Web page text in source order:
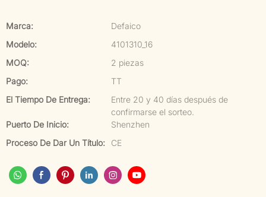
Marca:
Defaico
Modelo:
4101310_16
MOQ:
2 piezas
Pago:
TT
El Tiempo De Entrega:
Entre 20 y 40 días después de
confirmarse el sorteo.
Puerto De Inicio:
Shenzhen
Proceso De Dar Un Título:
CE